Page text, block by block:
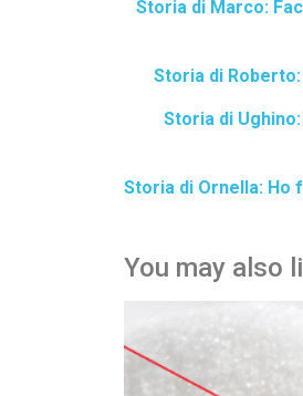
Storia di Marco:
Storia di
Storia di
Storia di Ornella: Ho
You may also